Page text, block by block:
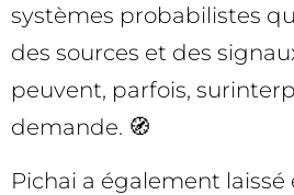
systèmes probabilistes
des sources et des
peuvent, parfois,
demande. 🧭
Pichai a également